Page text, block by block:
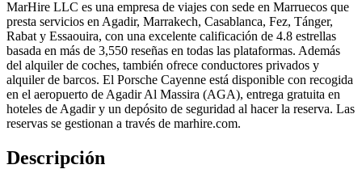
MarHire LLC es una empresa de viajes con sede en Marruecos que
presta servicios en Agadir, Marrakech, Casablanca, Fez, Tánger,
Rabat y Essaouira, con una excelente calificación de 4.8 estrellas
basada en más de 3,550 reseñas en todas las plataformas. Además
del alquiler de coches, también ofrece conductores privados y
alquiler de barcos. El Porsche Cayenne está disponible con recogida
en el aeropuerto de Agadir Al Massira (AGA), entrega gratuita en
hoteles de Agadir y un depósito de seguridad al hacer la reserva. Las
reservas se gestionan a través de marhire.com.
Descripción